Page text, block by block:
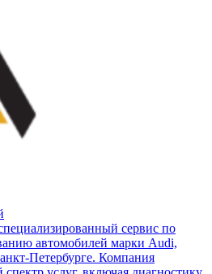
сервис по
автомобилей марки Audi,
Петербурге. Компания